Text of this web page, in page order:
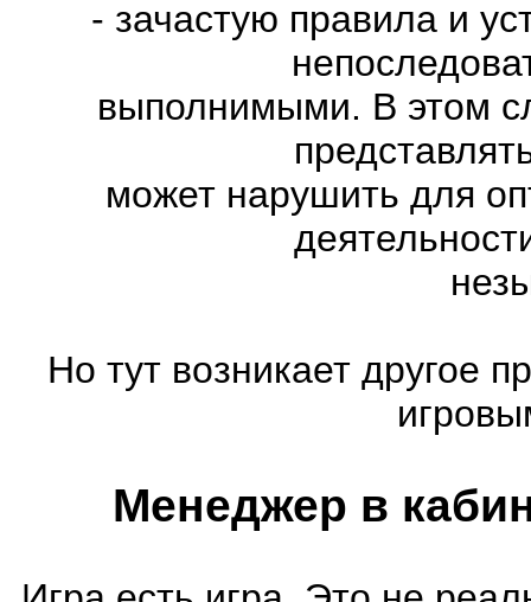
- зачастую правила и
выполнимыми. В этом
может нарушить для
Но тут возникает другое
Менеджер в